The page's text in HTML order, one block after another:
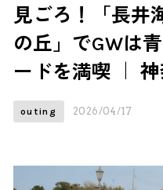
見ごろ！「長井
の丘」でGWは
ードを満喫 ｜
outing 2026/04/17